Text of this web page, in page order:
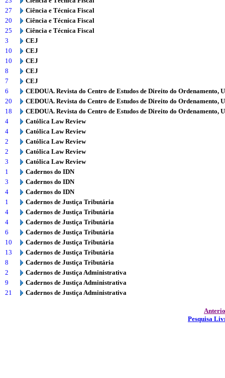
27
Ciência e Técnica Fiscal
20
Ciência e Técnica Fiscal
25
Ciência e Técnica Fiscal
3
CEJ
10
CEJ
10
CEJ
8
CEJ
7
CEJ
6
CEDOUA. Revista do Centro de Estudos de Direito do Ordenamento,
20
CEDOUA. Revista do Centro de Estudos de Direito do Ordenamento,
18
CEDOUA. Revista do Centro de Estudos de Direito do Ordenamento,
4
Católica Law Review
4
Católica Law Review
2
Católica Law Review
2
Católica Law Review
3
Católica Law Review
1
Cadernos do IDN
3
Cadernos do IDN
4
Cadernos do IDN
1
Cadernos de Justiça Tributária
4
Cadernos de Justiça Tributária
4
Cadernos de Justiça Tributária
6
Cadernos de Justiça Tributária
10
Cadernos de Justiça Tributária
13
Cadernos de Justiça Tributária
8
Cadernos de Justiça Tributária
2
Cadernos de Justiça Administrativa
9
Cadernos de Justiça Administrativa
21
Cadernos de Justiça Administrativa
Pesquisa